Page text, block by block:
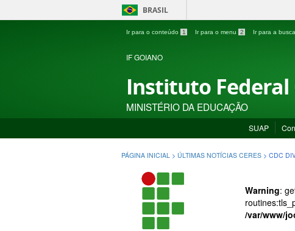
BRASIL
Ir para o conteúdo 1 Ir para o menu 2 Ir para a busca
IF GOIANO
Instituto Federal
MINISTÉRIO DA EDUCAÇÃO
SUAP
PÁGINA INICIAL > ÚLTIMAS NOTÍCIAS CERES > CDC
Warning:
/var/www/